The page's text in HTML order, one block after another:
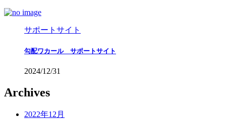
サポートサイト
勾配ワカール サポートサイト
2024/12/31
Archives
2022年12月